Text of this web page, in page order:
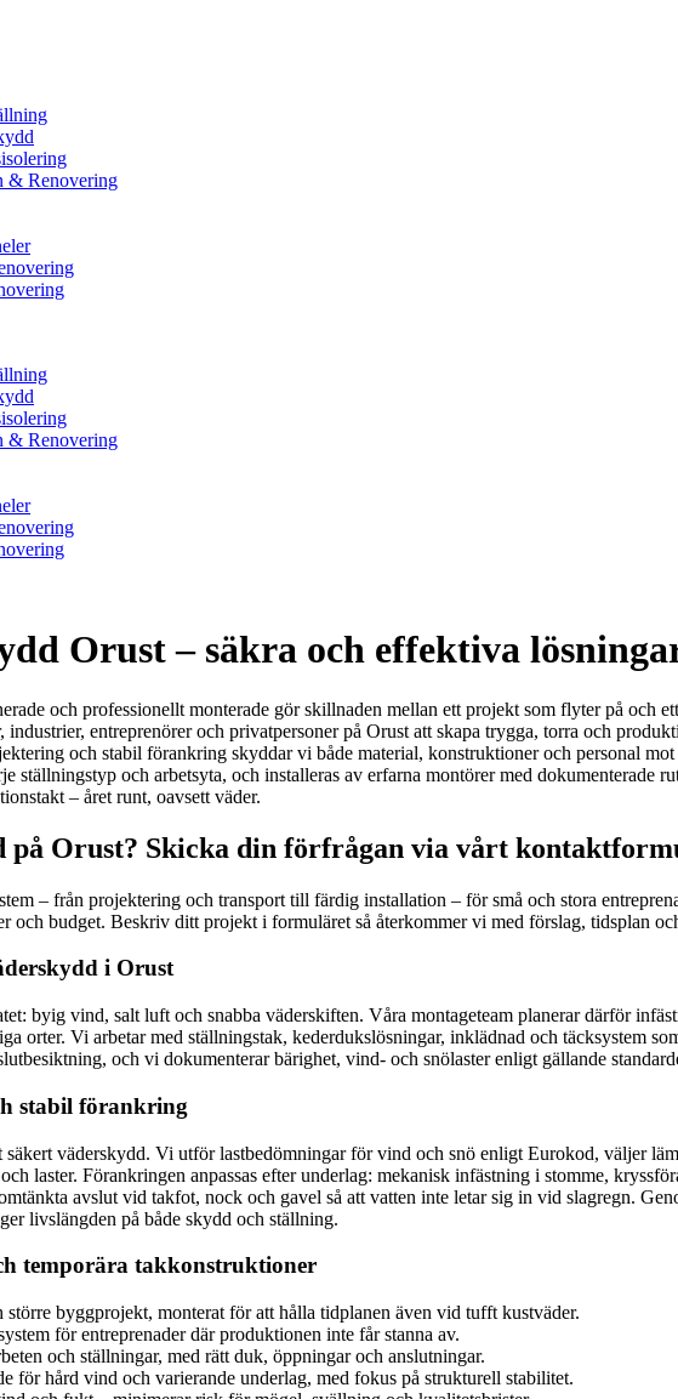
& Renovering
& Renovering
Orust – säkra och effektiva
och professionellt monterade gör skillnaden mellan ett projekt som flyter på och
industrier, entreprenörer och privatpersoner på Orust att skapa trygga, torra och
och stabil förankring skyddar vi både material, konstruktioner och personal
ställningstyp och arbetsyta, och installeras av erfarna montörer med
– året runt, oavsett väder.
på Orust? Skicka din förfrågan via vårt
– från projektering och transport till färdig installation – för små och stora
och budget. Beskriv ditt projekt i formuläret så återkommer vi med förslag, tidsplan
i Orust
byig vind, salt luft och snabba väderskiften. Våra montageteam planerar därför
orter. Vi arbetar med ställningstak, kederdukslösningar, inklädnad och täcksystem
och vi dokumenterar bärighet, vind- och snölaster enligt gällande
stabil förankring
väderskydd. Vi utför lastbedömningar för vind och snö enligt Eurokod, väljer
laster. Förankringen anpassas efter underlag: mekanisk infästning i stomme,
avslut vid takfot, nock och gavel så att vatten inte letar sig in vid slagregn.
livslängden på både skydd och ställning.
temporära takkonstruktioner
byggprojekt, monterat för att hålla tidplanen även vid tufft kustväder.
för entreprenader där produktionen inte får stanna av.
och ställningar, med rätt duk, öppningar och anslutningar.
för hård vind och varierande underlag, med fokus på strukturell stabilitet.